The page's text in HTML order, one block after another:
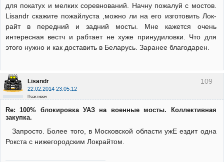
для покатух и мелких соревнований. Начну пожалуй с мостов.
Lisandr скажите пожайлуста ,можно ли на его изготовить Лок-
райт в передний и задний мосты. Мне кажется очень
интересная вестч и рабтает не хуже принудиловки. Что для
этого нужно и как доставить в Беларусь. Заранее благодарен.
109
Lisandr
22.02.2014 23:05:12
Неактивен
Re: 100% блокировка УАЗ на военные мосты. Коллективная
закупка.
Запросто. Более того, в Московской области ужЕ ездит одна
Рокста с нижегородским Локрайтом.